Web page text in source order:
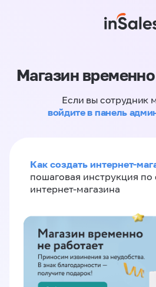
Магазин
Если вы сотрудник
войдите в панель
Как создать интернет-
пошаговая инструкция по
интернет-магазина